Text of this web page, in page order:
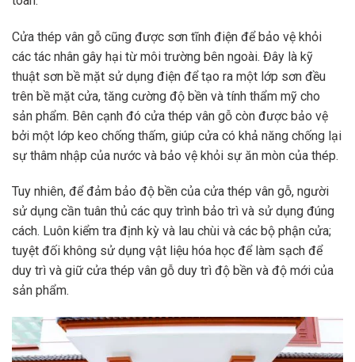
Cửa thép vân gỗ cũng được sơn tĩnh điện để bảo vệ khỏi
các tác nhân gây hại từ môi trường bên ngoài. Đây là kỹ
thuật sơn bề mặt sử dụng điện để tạo ra một lớp sơn đều
trên bề mặt cửa, tăng cường độ bền và tính thẩm mỹ cho
sản phẩm. Bên cạnh đó cửa thép vân gỗ còn được bảo vệ
bởi một lớp keo chống thấm, giúp cửa có khả năng chống lại
sự thâm nhập của nước và bảo vệ khỏi sự ăn mòn của thép.
Tuy nhiên, để đảm bảo độ bền của cửa thép vân gỗ, người
sử dụng cần tuân thủ các quy trình bảo trì và sử dụng đúng
cách. Luôn kiểm tra định kỳ và lau chùi và các bộ phận cửa;
tuyệt đối không sử dụng vật liệu hóa học để làm sạch để
duy trì và giữ cửa thép vân gỗ duy trì độ bền và độ mới của
sản phẩm.